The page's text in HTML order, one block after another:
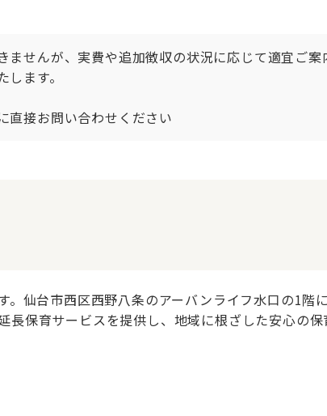
せんが、実費や追加徴収の状況に応じて適宜ご案
ます。
直接お問い合わせください
。仙台市西区西野八条のアーバンライフ水口の1
保育サービスを提供し、地域に根ざした安心の保